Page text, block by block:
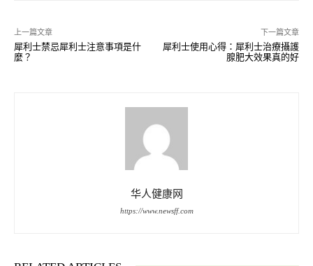
上一篇文章
犀利士禁忌犀利士注意事項是什
麼？
下一篇文章
犀利士使用心得：犀利士治療攝護
腺肥大效果真的好
华人健康网
https://www.newsff.com